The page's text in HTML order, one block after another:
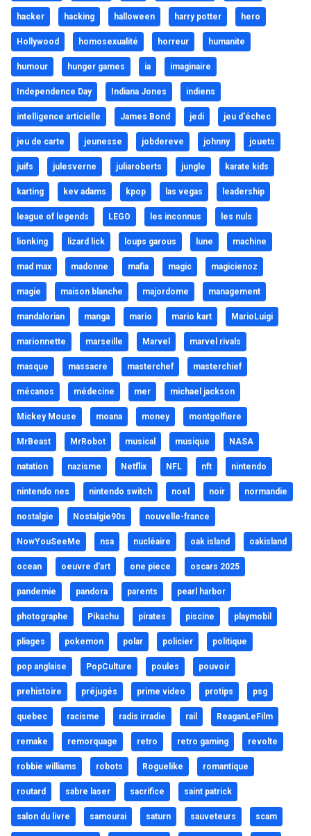
hacker hacking halloween harry potter hero
Hollywood homosexualité horreur humanite
humour hunger games ia imaginaire
Independence Day Indiana Jones indiens
intelligence articielle James Bond jedi jeu d'échec
jeu de carte jeunesse jobdereve johnny jouets
juifs julesverne juliaroberts jungle karate kids
karting kev adams kpop las vegas leadership
league of legends LEGO les inconnus les nuls
lionking lizard lick loups garous lune machine
mad max madonne mafia magic magicienoz
magie maison blanche majordome management
mandalorian manga mario mario kart MarioLuigi
marionnette marseille Marvel marvel rivals
masque massacre masterchef masterchief
mécanos médecine mer michael jackson
Mickey Mouse moana money montgolfiere
MrBeast MrRobot musical musique NASA
natation nazisme Netflix NFL nft nintendo
nintendo nes nintendo switch noel noir normandie
nostalgie Nostalgie90s nouvelle-france
NowYouSeeMe nsa nucléaire oak island oakisland
ocean oeuvre d'art one piece oscars 2025
pandemie pandora parents pearl harbor
photographe Pikachu pirates piscine playmobil
pliages pokemon polar policier politique
pop anglaise PopCulture poules pouvoir
prehistoire préjugés prime video protips psg
quebec racisme radis irradie rail ReaganLeFilm
remake remorquage retro retro gaming revolte
robbie williams robots Roguelike romantique
routard sabre laser sacrifice saint patrick
salon du livre samourai saturn sauveteurs scam